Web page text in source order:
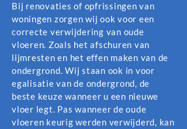
Bij renovaties of opfrissingen van
woningen zorgen wij ook voor een
correcte verwijdering van oude
vloeren. Zoals het afschuren van
lijmresten en het effen maken van de
ondergrond. Wij staan ook in voor
egalisatie van de ondergrond, de
beste keuze wanneer u een nieuwe
vloer legt. Pas wanneer de oude
vloeren keurig werden verwijderd, kan